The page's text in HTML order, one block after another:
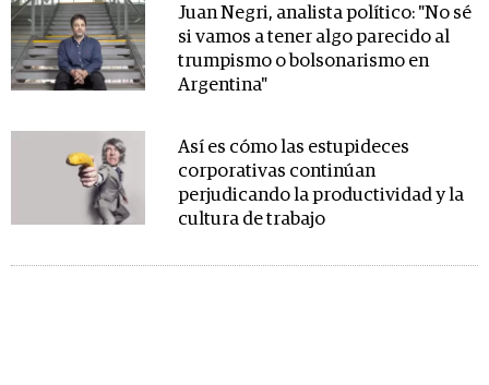
Juan Negri, analista político: "No sé
si vamos a tener algo parecido al
trumpismo o bolsonarismo en
Argentina"
Así es cómo las estupideces
corporativas continúan
perjudicando la productividad y la
cultura de trabajo